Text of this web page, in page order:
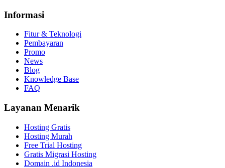
Informasi
Fitur & Teknologi
Pembayaran
Promo
News
Blog
Knowledge Base
FAQ
Layanan Menarik
Hosting Gratis
Hosting Murah
Free Trial Hosting
Gratis Migrasi Hosting
Domain .id Indonesia